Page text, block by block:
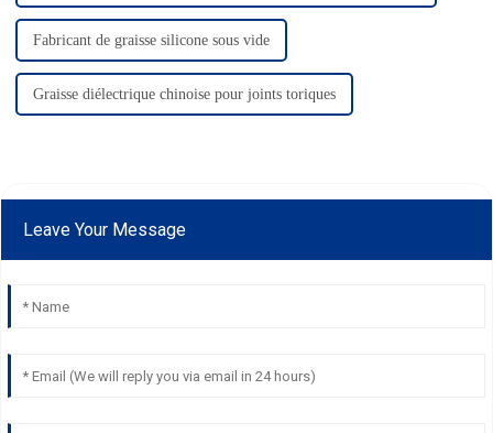
Fabricant de graisse silicone sous vide
Graisse diélectrique chinoise pour joints toriques
Leave Your Message